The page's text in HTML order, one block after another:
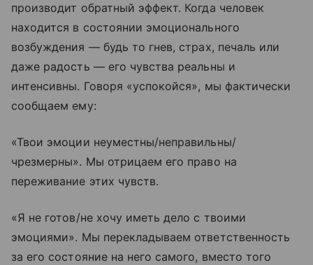
производит обратный эффект. Когда человек
находится в состоянии эмоционального
возбуждения — будь то гнев, страх, печаль или
даже радость — его чувства реальны и
интенсивны. Говоря «успокойся», мы фактически
сообщаем ему:
«Твои эмоции неуместны/неправильны/
чрезмерны». Мы отрицаем его право на
переживание этих чувств.
«Я не готов/не хочу иметь дело с твоими
эмоциями». Мы перекладываем ответственность
за его состояние на него самого, вместо того